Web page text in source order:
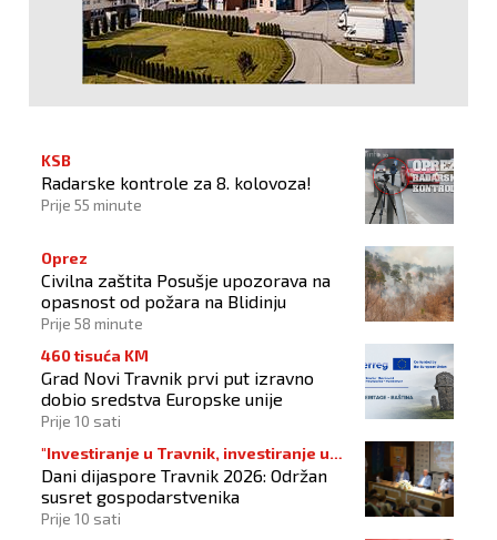
KSB
Radarske kontrole za 8. kolovoza!
Prije 55 minute
Oprez
Civilna zaštita Posušje upozorava na
opasnost od požara na Blidinju
Prije 58 minute
460 tisuća KM
Grad Novi Travnik prvi put izravno
dobio sredstva Europske unije
Prije 10 sati
"Investiranje u Travnik, investiranje u
budućnost"
Dani dijaspore Travnik 2026: Održan
susret gospodarstvenika
Prije 10 sati